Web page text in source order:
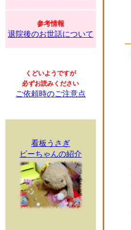
参考情報
退院後のお世話について
くどいようですが
必ずお読みください
ご依頼時のご注意点
看板うさぎ
ビーちゃんの紹介